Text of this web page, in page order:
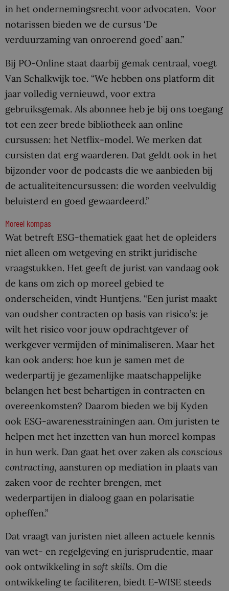
in het ondernemingsrecht voor advocaten. Voor
notarissen bieden we de cursus ‘De
verduurzaming van onroerend goed’ aan.”
Bij PO-Online staat daarbij gemak centraal, voegt
Van Schalkwijk toe. “We hebben ons platform dit
jaar volledig vernieuwd, voor extra
gebruiksgemak. Als abonnee heb je bij ons toegang
tot een zeer brede bibliotheek aan online
cursussen: het Netflix-model. We merken dat
cursisten dat erg waarderen. Dat geldt ook in het
bijzonder voor de podcasts die we aanbieden bij
de actualiteitencursussen: die worden veelvuldig
beluisterd en goed gewaardeerd.”
Moreel kompas
Wat betreft ESG-thematiek gaat het de opleiders
niet alleen om wetgeving en strikt juridische
vraagstukken. Het geeft de jurist van vandaag ook
de kans om zich op moreel gebied te
onderscheiden, vindt Huntjens. “Een jurist maakt
van oudsher contracten op basis van risico’s: je
wilt het risico voor jouw opdrachtgever of
werkgever vermijden of minimaliseren. Maar het
kan ook anders: hoe kun je samen met de
wederpartij je gezamenlijke maatschappelijke
belangen het best behartigen in contracten en
overeenkomsten? Daarom bieden we bij Kyden
ook ESG-awarenesstrainingen aan. Om juristen te
helpen met het inzetten van hun moreel kompas
in hun werk. Dan gaat het over zaken als conscious
contracting, aansturen op mediation in plaats van
zaken voor de rechter brengen, met
wederpartijen in dialoog gaan en polarisatie
opheffen.”
Dat vraagt van juristen niet alleen actuele kennis
van wet- en regelgeving en jurisprudentie, maar
ook ontwikkeling in soft skills. Om die
ontwikkeling te faciliteren, biedt E-WISE steeds